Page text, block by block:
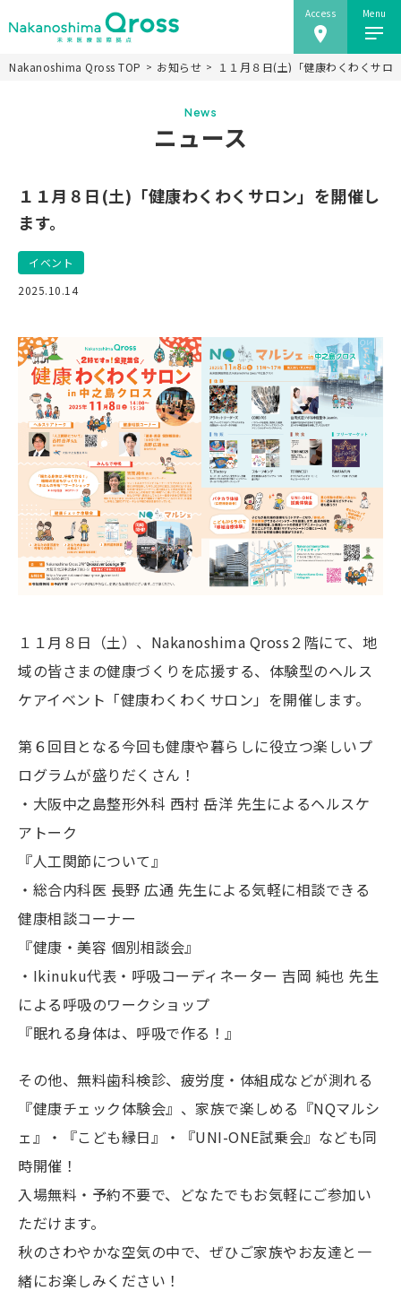
Access Menu
Nakanoshima Qrossについて
未来医療推進機構
事業紹介
施設情報
研究会
当ウェブサイトのご利用にあたり
JP EN
Nakanoshima Qross TOP お知らせ １１月８日(土)「健康わくわくサロ
News
ニュース
１１月８日(土)「健康わくわくサロン」を開催し
ます。
イベント
2025.10.14
１１月８日（土）、Nakanoshima Qross２階にて、地
域の皆さまの健康づくりを応援する、体験型のヘルス
ケアイベント「健康わくわくサロン」を開催します。
第６回目となる今回も健康や暮らしに役立つ楽しいプ
ログラムが盛りだくさん！
・大阪中之島整形外科 西村 岳洋 先生によるヘルスケ
アトーク
『人工関節について』
・総合内科医 長野 広通 先生による気軽に相談できる
健康相談コーナー
『健康・美容 個別相談会』
・Ikinuku代表・呼吸コーディネーター 吉岡 純也 先生
による呼吸のワークショップ
『眠れる身体は、呼吸で作る！』
その他、無料歯科検診、疲労度・体組成などが測れる
『健康チェック体験会』、家族で楽しめる『NQマルシ
ェ』・『こども縁日』・『UNI-ONE試乗会』なども同
時開催！
入場無料・予約不要で、どなたでもお気軽にご参加い
ただけます。
秋のさわやかな空気の中で、ぜひご家族やお友達と一
緒にお楽しみください！